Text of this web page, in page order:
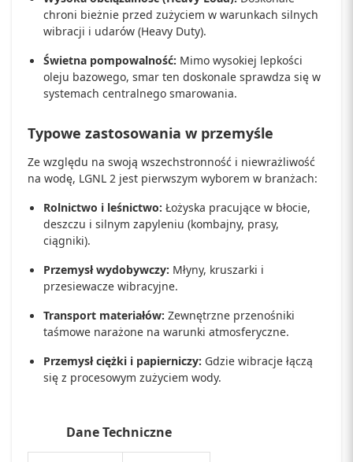
chroni bieżnie przed zużyciem w warunkach silnych
wibracji i udarów (Heavy Duty).
Świetna pompowalność: Mimo wysokiej lepkości
oleju bazowego, smar ten doskonale sprawdza się w
systemach centralnego smarowania.
Typowe zastosowania w przemyśle
Ze względu na swoją wszechstronność i niewrażliwość
na wodę, LGNL 2 jest pierwszym wyborem w branżach:
Rolnictwo i leśnictwo: Łożyska pracujące w błocie,
deszczu i silnym zapyleniu (kombajny, prasy,
ciągniki).
Przemysł wydobywczy: Młyny, kruszarki i
przesiewacze wibracyjne.
Transport materiałów: Zewnętrzne przenośniki
taśmowe narażone na warunki atmosferyczne.
Przemysł ciężki i papierniczy: Gdzie wibracje łączą
się z procesowym zużyciem wody.
Dane Techniczne